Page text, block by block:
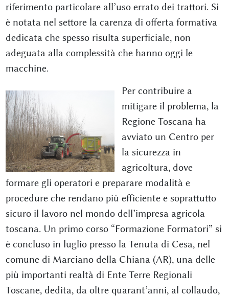
riferimento particolare all’uso errato dei trattori. Si
è notata nel settore la carenza di offerta formativa
dedicata che spesso risulta superficiale, non
adeguata alla complessità che hanno oggi le
macchine.
Per contribuire a
mitigare il problema, la
Regione Toscana ha
avviato un Centro per
la sicurezza in
agricoltura, dove
formare gli operatori e preparare modalità e
procedure che rendano più efficiente e soprattutto
sicuro il lavoro nel mondo dell’impresa agricola
toscana. Un primo corso “Formazione Formatori” si
è concluso in luglio presso la Tenuta di Cesa, nel
comune di Marciano della Chiana (AR), una delle
più importanti realtà di Ente Terre Regionali
Toscane, dedita, da oltre quarant’anni, al collaudo,